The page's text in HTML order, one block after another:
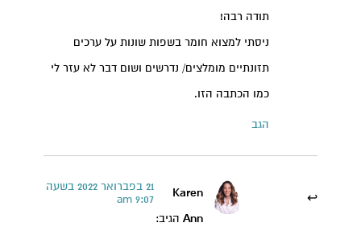
תודה רבה!
ניסתי למצוא חומר בשפות שונות על ערכים
תזונתיים מומלצים/ נדרשים ושום דבר לא עזר לי
כמו הכתבה הזו.
הגב
Karen
Ann הגיב:
21 בפברואר 2022 בשעה
9:07 am